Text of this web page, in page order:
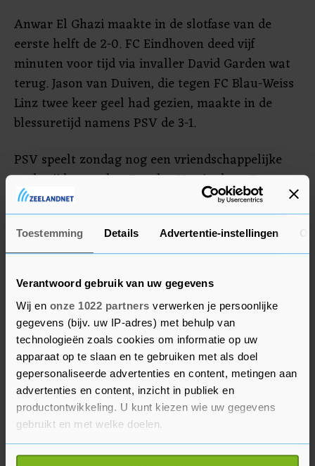
Toestemming Details Advertentie-instellingen
Verantwoord gebruik van uw gegevens
Wij en onze 1022 partners verwerken je persoonlijke
gegevens (bijv. uw IP-adres) met behulp van
technologieën zoals cookies om informatie op uw
apparaat op te slaan en te gebruiken met als doel
gepersonaliseerde advertenties en content, metingen aan
advertenties en content, inzicht in publiek en
productontwikkeling. U kunt kiezen wie uw gegevens
gebruikt en met welke doelen.
Als u het toestaat, willen we ook graag:
Anwar El Ghazi maakte in de slotfase van de
eerste helft de 2-0. FC Eindhoven deed vijf
minuten voor tijd via invaller David Garden wat
terug. Jason van Duiven, die tegen FC Blau-Weiss
Linz twee keer geel had gezien, maakte in de
blessuretijd namens PSV de 3-1.
PSV speelt zondag nog een vriendschappelijke
wedstrijd tegen het Engelse Nottingham Forest.
Op 4 augustus speelt de bekerwinnaar van vorig
jaar de wedstrijd om de Johan Cruijff Schaal
tegen landskampioen Feyenoord.